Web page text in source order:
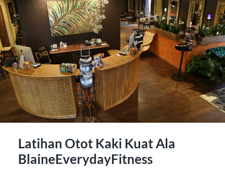
Latihan Otot Kaki Kuat Ala
BlaineEverydayFitness